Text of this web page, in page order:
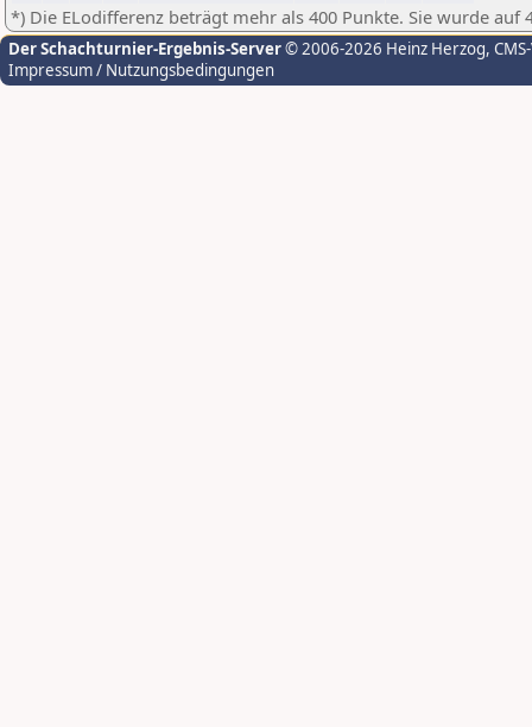
*) Die ELodifferenz beträgt mehr als 400 Punkte. Sie wurde auf
Der Schachturnier-Ergebnis-Server© 2006-2026 Heinz Herzog,
Impressum / Nutzungsbedingungen